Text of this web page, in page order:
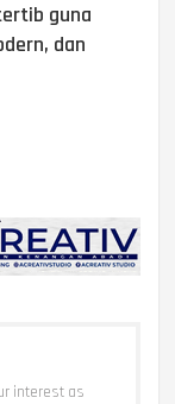
guna
dan
interest as